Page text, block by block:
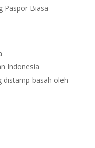
Paspor Biasa
Indonesia
distamp basah oleh